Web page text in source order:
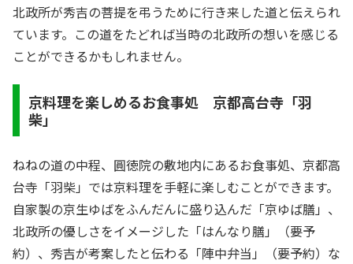
北政所が秀吉の菩提を弔うために行き来した道と伝えられ
ています。この道をたどれば当時の北政所の想いを感じる
ことができるかもしれません。
京料理を楽しめるお食事処 京都高台寺「羽
柴」
ねねの道の中程、圓徳院の敷地内にあるお食事処、京都高
台寺「羽柴」では京料理を手軽に楽しむことができます。
自家製の京生ゆばをふんだんに盛り込んだ「京ゆば膳」、
北政所の優しさをイメージした「はんなり膳」（要予
約）、秀吉が考案したと伝わる「陣中弁当」（要予約）な